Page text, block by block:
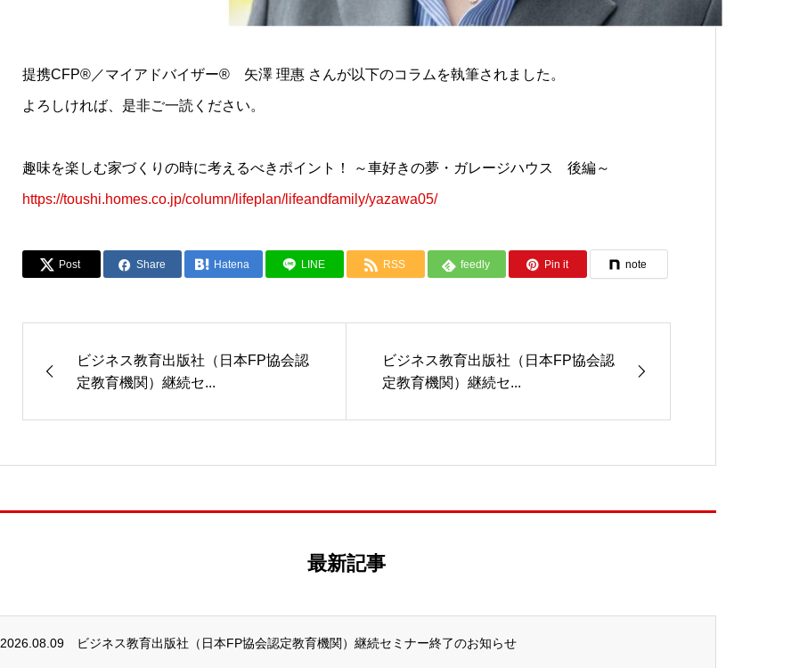
提携CFP®／マイアドバイザー® 矢澤 理惠 さんが以下のコラムを執筆されました。
よろしければ、是非ご一読ください。
趣味を楽しむ家づくりの時に考えるべきポイント！ ～車好きの夢・ガレージハウス 後編～
https://toushi.homes.co.jp/column/lifeplan/lifeandfamily/yazawa05/
Post Share Hatena LINE RSS feedly Pin it note
ビジネス教育出版社（日本FP協会認
定教育機関）継続セ...
ビジネス教育出版社（日本FP協会認
定教育機関）継続セ...
最新記事
2026.08.09 ビジネス教育出版社（日本FP協会認定教育機関）継続セミナー終了のお知らせ